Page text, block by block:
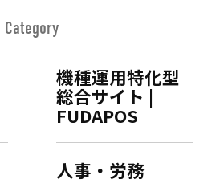
Category
機種運用特化型
総合サイト |
FUDAPOS
人事・労務